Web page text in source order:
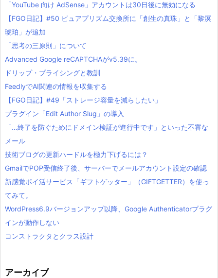
「YouTube 向け AdSense」アカウントは30日後に無効になる
【FGO日記】#50 ピュアプリズム交換所に「創生の真珠」と「黎溟
琥珀」が追加
「思考の三原則」について
Advanced Google reCAPTCHAがv5.39に。
ドリップ・プライシングと教訓
FeedlyでAI関連の情報を収集する
【FGO日記】#49「ストレージ容量を減らしたい」
プラグイン「Edit Author Slug」の導入
「…終了を防ぐためにドメイン検証が進行中です」といった不審な
メール
技術ブログの更新ハードルを極力下げるには？
GmailでPOP受信終了後、サーバーでメールアカウント設定の確認
新感覚ポイ活サービス「ギフトゲッター」（GIFTGETTER）を使っ
てみて。
WordPress6.9バージョンアップ以降、Google Authenticatorプラグ
インが動作しない
コンストラクタとクラス設計
アーカイブ